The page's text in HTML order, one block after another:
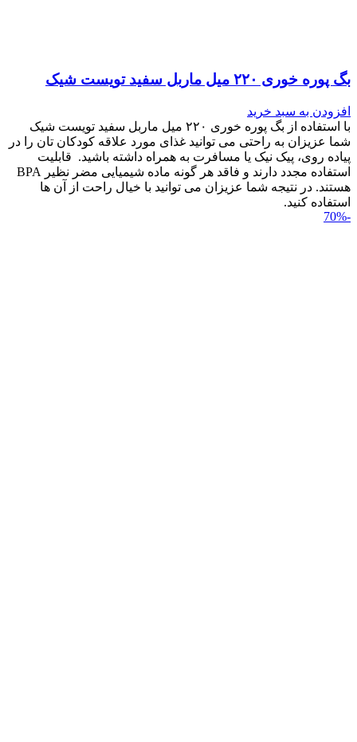
بگ پوره خوری ۲۲۰ میل ماربل سفید تویست شیک
افزودن به سبد خرید
با استفاده از بگ پوره خوری ۲۲۰ میل ماربل سفید تویست شیک
شما عزیزان به راحتی می توانید غذای مورد علاقه کودکان تان را در
پیاده روی، پیک نیک یا مسافرت به همراه داشته باشید. قابلیت
استفاده مجدد دارند و فاقد هر گونه ماده شیمیایی مضر نظیر BPA
هستند. در نتیجه شما عزیزان می توانید با خیال راحت از آن ها
استفاده کنید.
-70%